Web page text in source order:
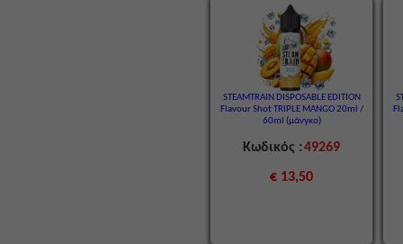
STEAMTRAIN DISPOSABLE EDITION
Flavour Shot TRIPLE MANGO 20ml /
60ml (μάνγκο)
Κωδικός :49269
€ 13,50